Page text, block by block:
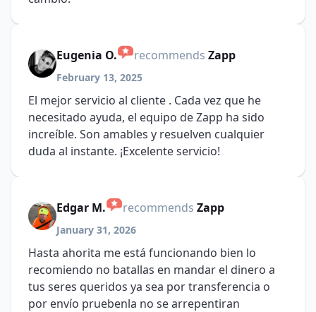
Eugenia O. recommends Zapp
February 13, 2025
El mejor servicio al cliente . Cada vez que he
necesitado ayuda, el equipo de Zapp ha sido
increíble. Son amables y resuelven cualquier
duda al instante. ¡Excelente servicio!
Edgar M. recommends Zapp
January 31, 2026
Hasta ahorita me está funcionando bien lo
recomiendo no batallas en mandar el dinero a
tus seres queridos ya sea por transferencia o
por envío pruebenla no se arrepentiran